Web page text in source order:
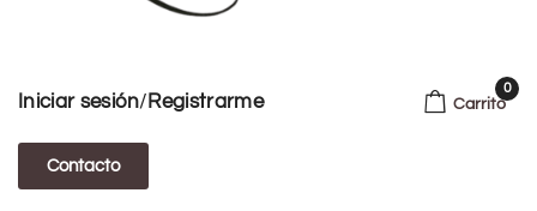
Iniciar sesión/ Registrarme
Contacto
Carrito
0